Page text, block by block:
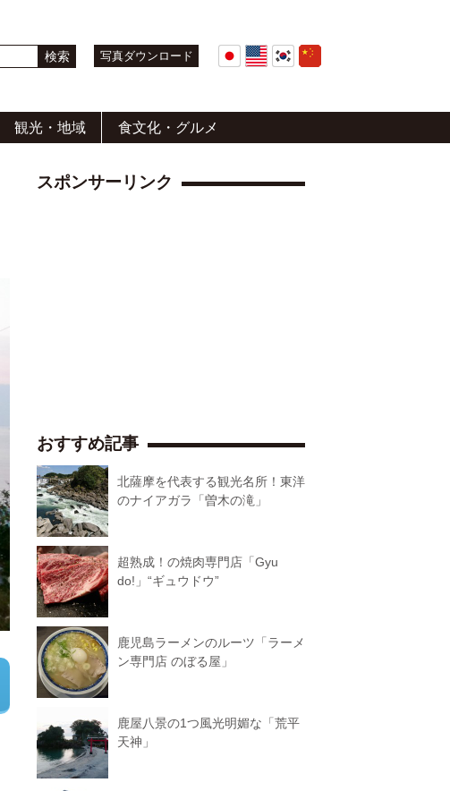
写真ダウンロード
観光・地域 食文化・グルメ
スポンサーリンク
おすすめ記事
北薩摩を代表する観光名所！東洋
のナイアガラ「曽木の滝」
超熟成！の焼肉専門店「Gyu
do!」“ギュウドウ”
鹿児島ラーメンのルーツ「ラーメ
ン専門店 のぼる屋」
鹿屋八景の1つ風光明媚な「荒平
天神」